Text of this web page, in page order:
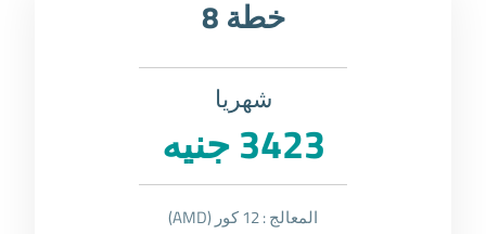
خطة 8
شهريا
3423 جنيه
المعالج : 12 كور (AMD)